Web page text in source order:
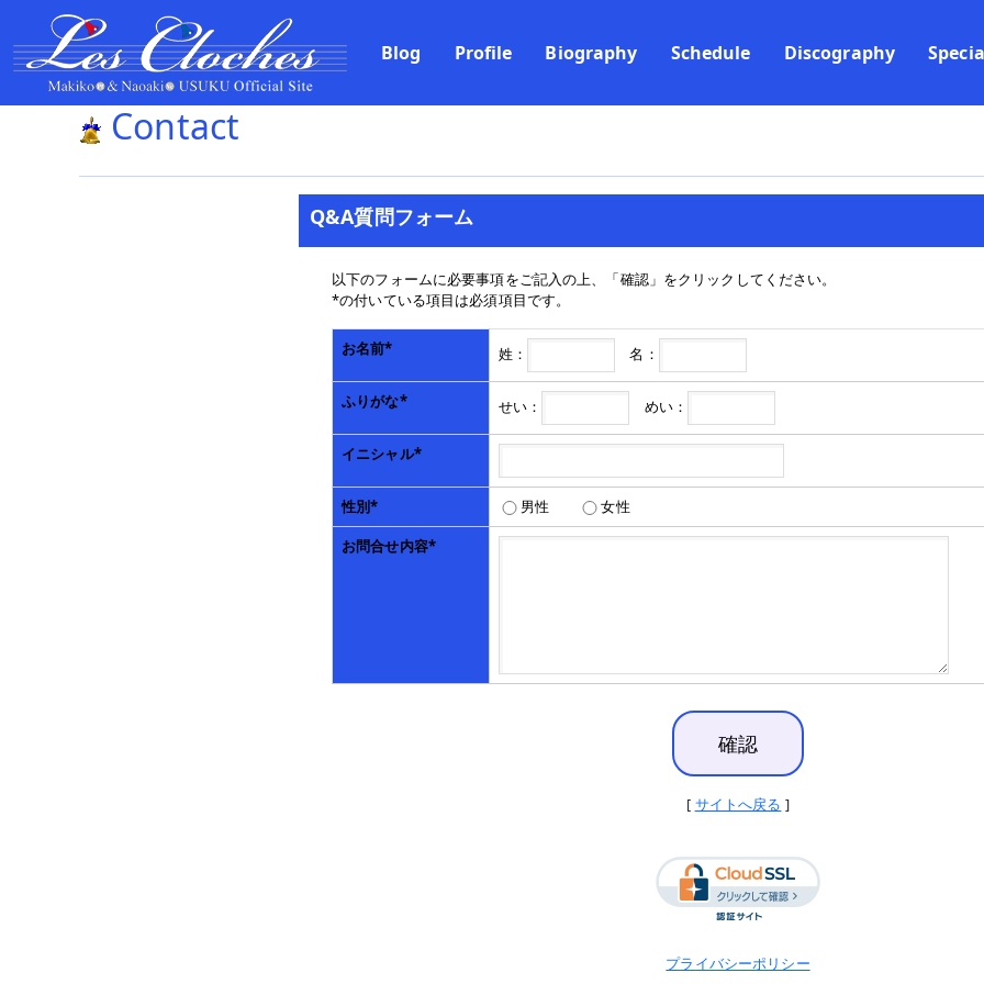
Blog Profile Biography Schedule Discography
Contact
Q&A質問フォーム
以下のフォームに必要事項をご記入の上、「確認」をクリックしてください。
*の付いている項目は必須項目です。
お名前* 姓： 名：
ふりがな* せい： めい：
イニシャル*
性別* 男性
女性
お問合せ内容*
[ サイトへ戻る ]
プライバシーポリシー